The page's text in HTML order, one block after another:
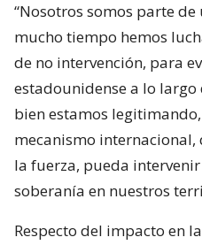
“Nosotros somos parte
mucho tiempo hemos
de no intervención, para
estadounidense a lo largo
bien estamos
mecanismo
la fuerza, pueda
soberanía en nuestros
Respecto del impacto en